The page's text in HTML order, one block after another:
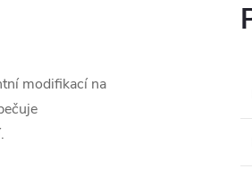
modifikací na